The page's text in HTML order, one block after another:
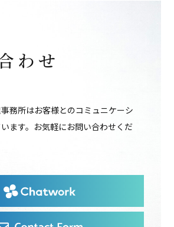
わせ
務所はお客様とのコミュニケーシ
ます。お気軽にお問い合わせくだ